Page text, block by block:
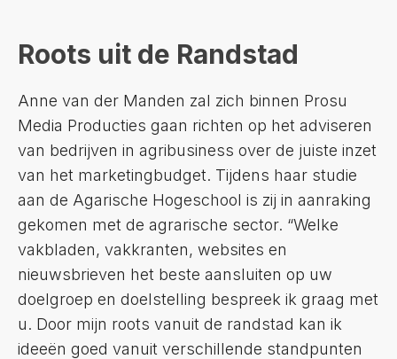
Roots uit de Randstad
Anne van der Manden zal zich binnen Prosu
Media Producties gaan richten op het adviseren
van bedrijven in agribusiness over de juiste inzet
van het marketingbudget. Tijdens haar studie
aan de Agarische Hogeschool is zij in aanraking
gekomen met de agrarische sector. “Welke
vakbladen, vakkranten, websites en
nieuwsbrieven het beste aansluiten op uw
doelgroep en doelstelling bespreek ik graag met
u. Door mijn roots vanuit de randstad kan ik
ideeën goed vanuit verschillende standpunten